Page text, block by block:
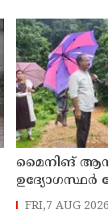
മൈനിങ്
ഉന്നതി
FRI,7 AUG 2026